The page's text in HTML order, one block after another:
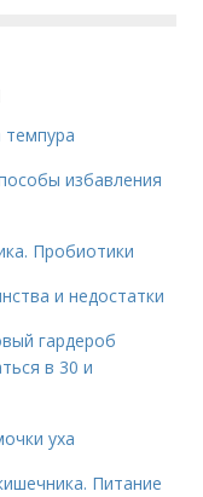
избавления
Пробиотики
и недостатки
гардероб
в 30 и
уха
Питание